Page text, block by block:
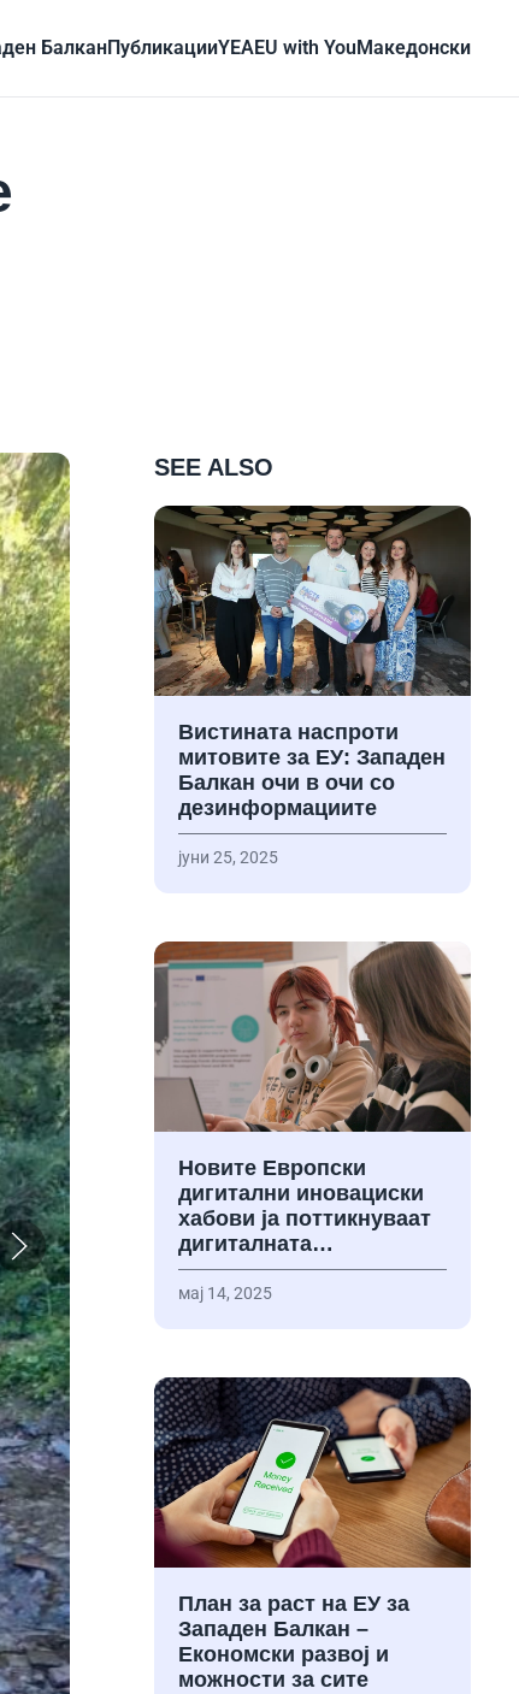
БалканПубликацииYEAEU with YouMакедонски
SEE ALSO
Вистината наспроти
митовите за ЕУ: Западен
Балкан очи в очи со
дезинформациите
јуни 25, 2025
Новите Европски
дигитални иновациски
хабови ја поттикнуваат
дигиталната…
мај 14, 2025
План за раст на ЕУ за
Западен Балкан –
Економски развој и
можности за сите